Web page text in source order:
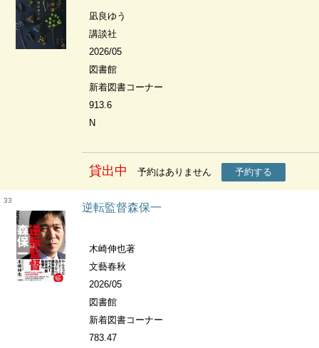
凪良ゆう
講談社
2026/05
図書館
新着図書コーナー
913.6
N
貸出中 予約はありません 予約する
33
逆転監督森保一
木崎伸也著
文藝春秋
2026/05
図書館
新着図書コーナー
783.47